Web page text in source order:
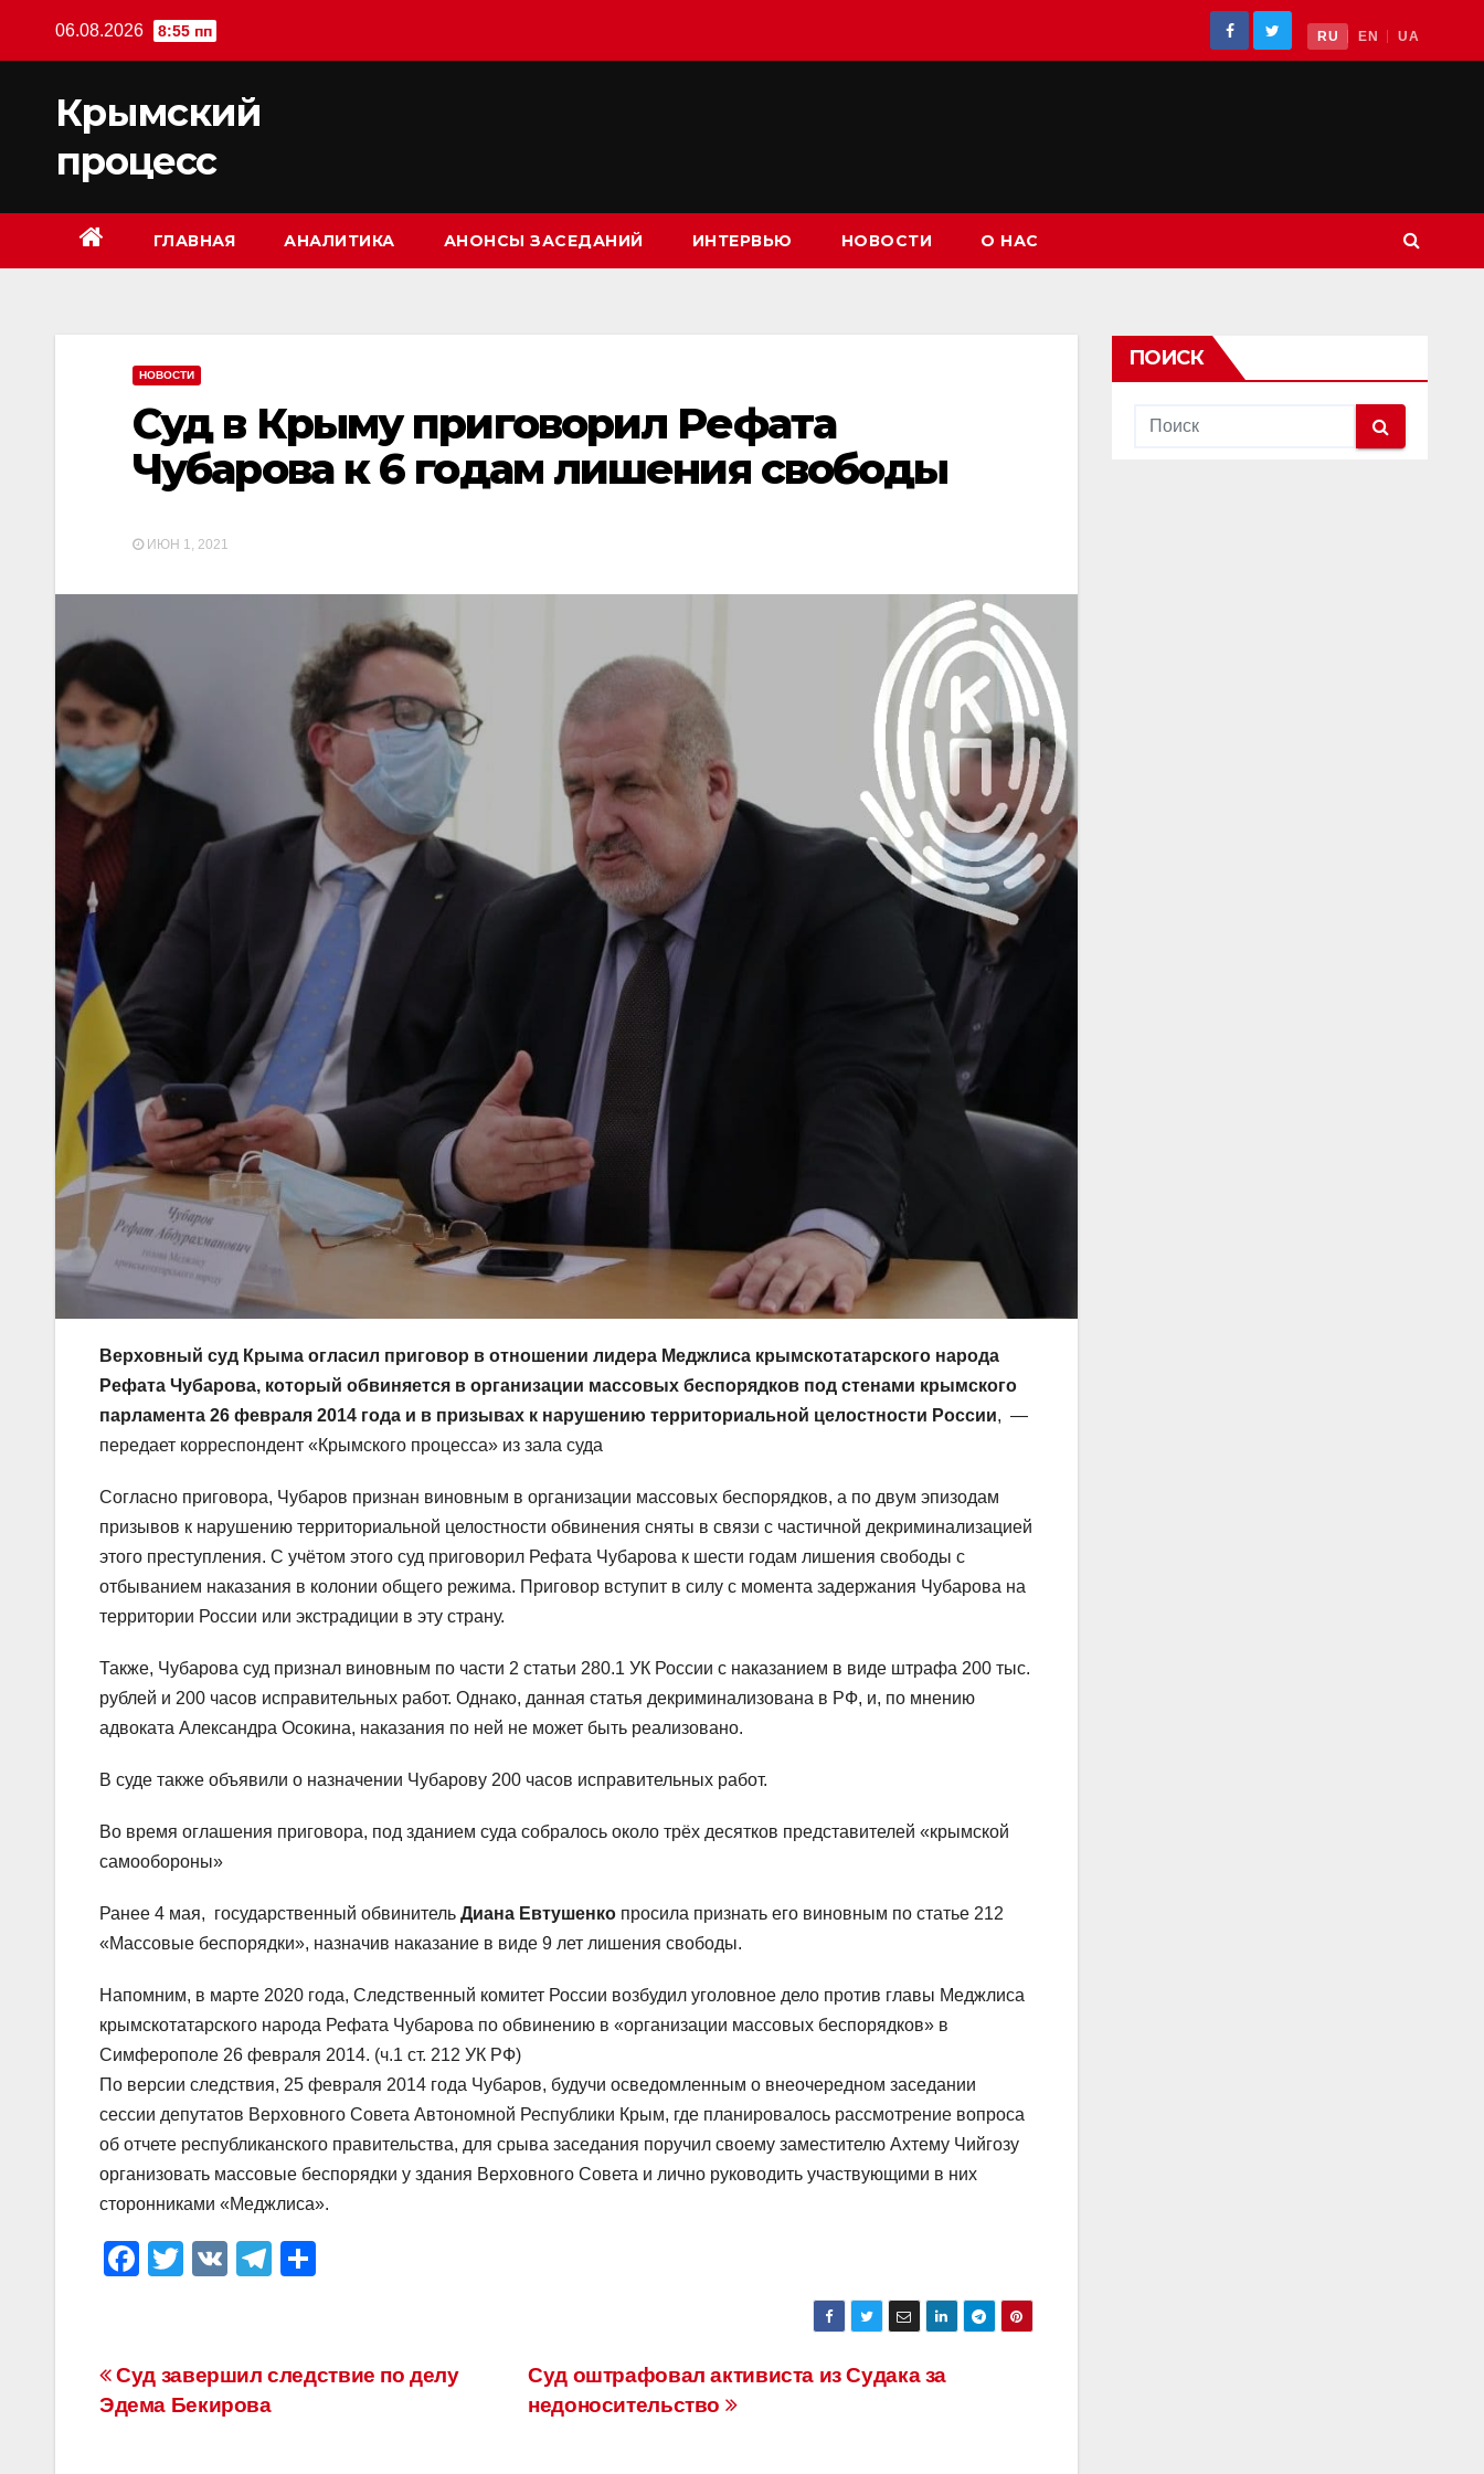
06.08.2026 8:55 пп RU EN UA
Крымский
процесс
ГЛАВНАЯ АНАЛИТИКА АНОНСЫ ЗАСЕДАНИЙ ИНТЕРВЬЮ НОВОСТИ О НАС
НОВОСТИ
Суд в Крыму приговорил Рефата
Чубарова к 6 годам лишения свободы
ИЮН 1, 2021
Верховный суд Крыма огласил приговор в отношении лидера Меджлиса крымскотатарского народа
Рефата Чубарова, который обвиняется в организации массовых беспорядков под стенами крымского
парламента 26 февраля 2014 года и в призывах к нарушению территориальной целостности России, —
передает корреспондент «Крымского процесса» из зала суда
Согласно приговора, Чубаров признан виновным в организации массовых беспорядков, а по двум эпизодам
призывов к нарушению территориальной целостности обвинения сняты в связи с частичной декриминализацией
этого преступления. С учётом этого суд приговорил Рефата Чубарова к шести годам лишения свободы с
отбыванием наказания в колонии общего режима. Приговор вступит в силу с момента задержания Чубарова на
территории России или экстрадиции в эту страну.
Также, Чубарова суд признал виновным по части 2 статьи 280.1 УК России с наказанием в виде штрафа 200 тыс.
рублей и 200 часов исправительных работ. Однако, данная статья декриминализована в РФ, и, по мнению
адвоката Александра Осокина, наказания по ней не может быть реализовано.
В суде также объявили о назначении Чубарову 200 часов исправительных работ.
Во время оглашения приговора, под зданием суда собралось около трёх десятков представителей «крымской
самообороны»
Ранее 4 мая, государственный обвинитель Диана Евтушенко просила признать его виновным по статье 212
«Массовые беспорядки», назначив наказание в виде 9 лет лишения свободы.
Напомним, в марте 2020 года, Следственный комитет России возбудил уголовное дело против главы Меджлиса
крымскотатарского народа Рефата Чубарова по обвинению в «организации массовых беспорядков» в
Симферополе 26 февраля 2014. (ч.1 ст. 212 УК РФ)
По версии следствия, 25 февраля 2014 года Чубаров, будучи осведомленным о внеочередном заседании
сессии депутатов Верховного Совета Автономной Республики Крым, где планировалось рассмотрение вопроса
об отчете республиканского правительства, для срыва заседания поручил своему заместителю Ахтему Чийгозу
организовать массовые беспорядки у здания Верховного Совета и лично руководить участвующими в них
сторонниками «Меджлиса».
F
e
b
T
er
V
T
gr а
в
Навигация
по
Суд оштрафовал активиста из Судака за
недоносительство
Суд завершил следствие по делу
Эдема Бекирова
ПОИСК